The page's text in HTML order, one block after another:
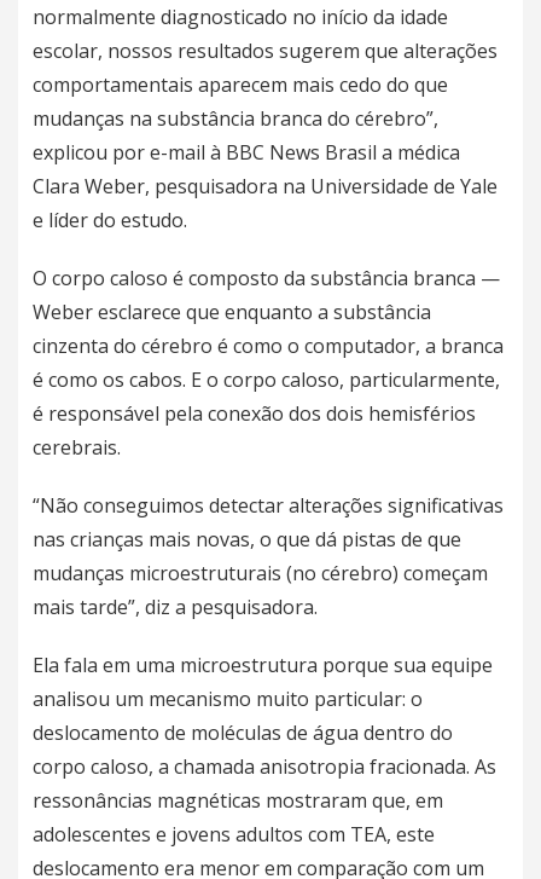
normalmente diagnosticado no início da idade
escolar, nossos resultados sugerem que alterações
comportamentais aparecem mais cedo do que
mudanças na substância branca do cérebro”,
explicou por e-mail à BBC News Brasil a médica
Clara Weber, pesquisadora na Universidade de Yale
e líder do estudo.
O corpo caloso é composto da substância branca —
Weber esclarece que enquanto a substância
cinzenta do cérebro é como o computador, a branca
é como os cabos. E o corpo caloso, particularmente,
é responsável pela conexão dos dois hemisférios
cerebrais.
“Não conseguimos detectar alterações significativas
nas crianças mais novas, o que dá pistas de que
mudanças microestruturais (no cérebro) começam
mais tarde”, diz a pesquisadora.
Ela fala em uma microestrutura porque sua equipe
analisou um mecanismo muito particular: o
deslocamento de moléculas de água dentro do
corpo caloso, a chamada anisotropia fracionada. As
ressonâncias magnéticas mostraram que, em
adolescentes e jovens adultos com TEA, este
deslocamento era menor em comparação com um